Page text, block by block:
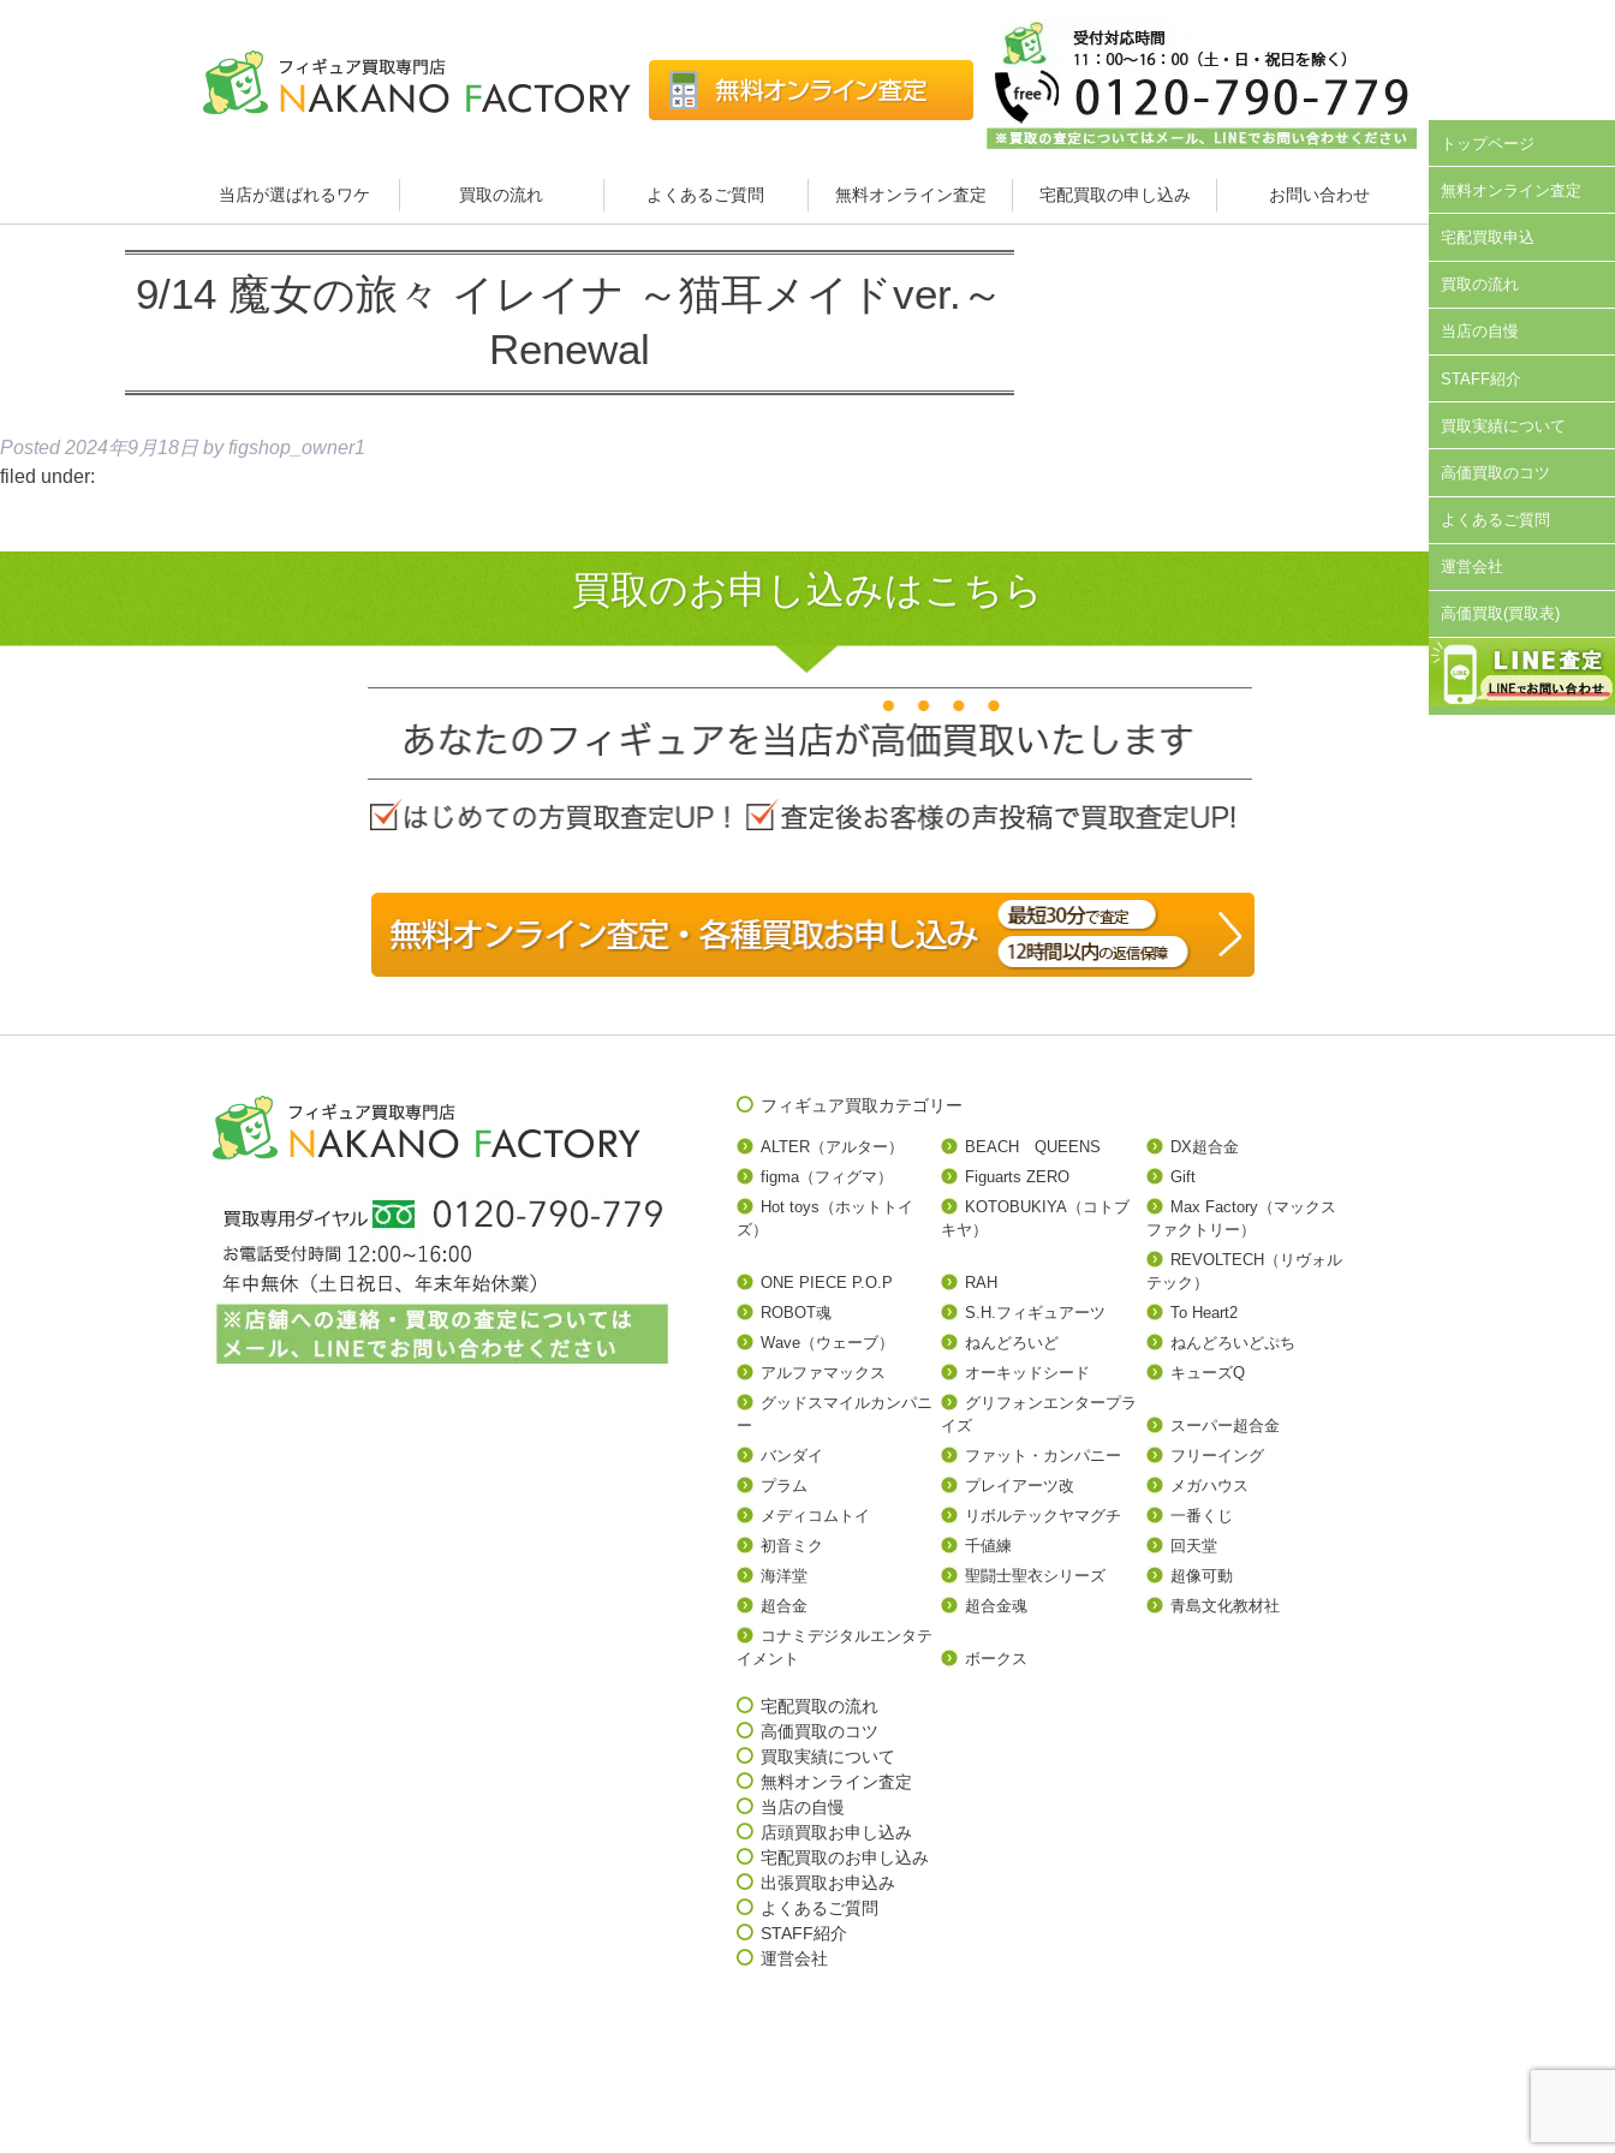
当店が選ばれるワケ 買取の流れ よくあるご質問 無料オンライン査定 宅配買取の申し込み お問い合わせ
9/14 魔女の旅々 イレイナ ～猫耳メイドver.～
Renewal
Posted 2024年9月18日 by figshop_owner1
filed under:
トップページ
無料オンライン査定
宅配買取申込
買取の流れ
当店の自慢
STAFF紹介
買取実績について
高価買取のコツ
よくあるご質問
運営会社
高価買取(買取表)
買取のお申し込みはこちら
フィギュア買取カテゴリー
ALTER（アルター） BEACH QUEENS
DX超合金
figma（フィグマ）
Figuarts ZERO
Gift
Hot toys（ホットトイ
ズ）
KOTOBUKIYA（コトブ
キヤ）
Max Factory（マックス
ファクトリー）
ONE PIECE P.O.P RAH
REVOLTECH（リヴォル
テック）
ROBOT魂
S.H.フィギュアーツ
To Heart2
Wave（ウェーブ）
ねんどろいど
ねんどろいどぷち
アルファマックス
オーキッドシード
キューズQ
グッドスマイルカンパニ
ー
グリフォンエンタープラ
イズ
スーパー超合金
バンダイ
ファット・カンパニー
フリーイング
プラム
プレイアーツ改
メガハウス
メディコムトイ
リボルテックヤマグチ
一番くじ
初音ミク
千値練
回天堂
海洋堂
聖闘士聖衣シリーズ
超像可動
超合金
超合金魂
青島文化教材社
コナミデジタルエンタテ
イメント
ボークス
宅配買取の流れ
高価買取のコツ
買取実績について
無料オンライン査定
当店の自慢
店頭買取お申し込み
宅配買取のお申し込み
出張買取お申込み
よくあるご質問
STAFF紹介
運営会社